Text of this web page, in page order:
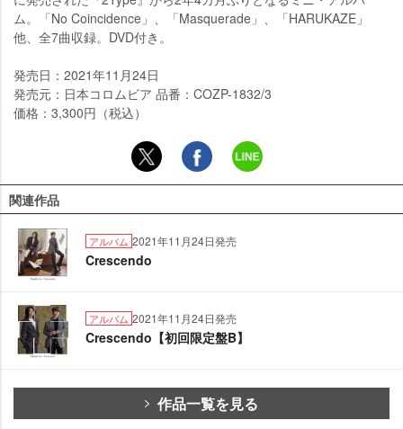
ム。「No Coincidence」、「Masquerade」、「HARUKAZE」
他、全7曲収録。DVD付き。
発売日：2021年11月24日
発売元：日本コロムビア 品番：COZP-1832/3
価格：3,300円（税込）
関連作品
アルバム 2021年11月24日発売
Crescendo
アルバム 2021年11月24日発売
Crescendo【初回限定盤B】
作品一覧を見る